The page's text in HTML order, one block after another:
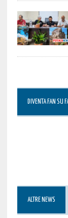
DIVENTA FAN SU
ALTRE NEWS